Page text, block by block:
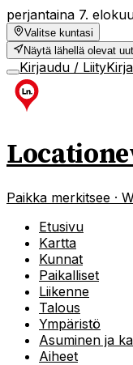
perjantaina 7.
Valitse kuntasi
Näytä lähellä olevat
Kirjaudu / Liity
Paikka merkitsee ·
Etusivu
Kartta
Kunnat
Paikalliset
Liikenne
Talous
Ympäristö
Asuminen ja
Aiheet